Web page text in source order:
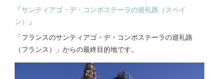
「サンティアゴ・デ・コンポステーラの巡礼路（スペイ
ン）
」
「フランスのサンティアゴ・デ・コンポステーラの巡礼路
（フランス）」からの最終目的地です。